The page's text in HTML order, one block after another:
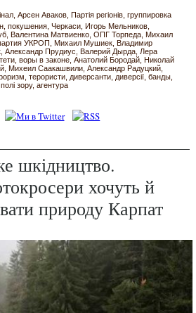
Арсен Аваков Партія регіонів группировка
покушения Черкаси
Игорь Мельников
Валентина Матвиенко ОПГ Торпеда Михаил
УКРОП Михаил Мушиек
Владимир
Александр Прудиус Валерий Дырда Лера
воры в законе Анатолий Бородай
Николай
Михеил Саакашвили Александр Радуцкий
терористи диверсанти диверсії банды
зору агентура
шкідництво.
хочуть й
природу Карпат